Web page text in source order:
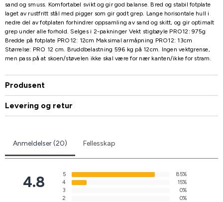
sand og smuss. Komfortabel svikt og gir god balanse. Bred og stabil fotplate
laget av rustfritt stål med pigger som gir godt grep. Lange horisontale hull i
nedre del av fotplaten forhindrer oppsamling av sand og skitt, og gir optimalt
grep under alle forhold. Selges i 2-pakninger Vekt stigbøyle PRO12: 975g
Bredde på fotplate PRO12: 12cm Maksimal armåpning PRO12: 13cm
Størrelse: PRO 12 cm. Bruddbelastning 596 kg på 12cm. Ingen vektgrense,
men pass på at skoen/støvelen ikke skal være for nær kanten/ikke for stram.
Produsent
Levering og retur
Anmeldelser (20) Fellesskap
4.8 5
85%
4
15%
3
0%
2
0%